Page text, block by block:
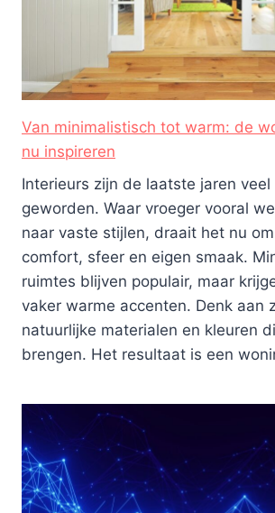
Van minimalistisch tot warm: de
nu inspireren
Interieurs zijn de laatste jaren
geworden. Waar vroeger vooral
naar vaste stijlen, draait het nu
comfort, sfeer en eigen smaak.
ruimtes blijven populair, maar
vaker warme accenten. Denk aan
natuurlijke materialen en kleuren
brengen. Het resultaat is een